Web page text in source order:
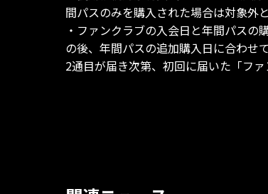
間パスのみを購入された場合は対象外と
・ファンクラブの入会日と年間パス
の後、年間パスの追加購入日に合わせ
2通目が届き次第、初回に届いた「フ